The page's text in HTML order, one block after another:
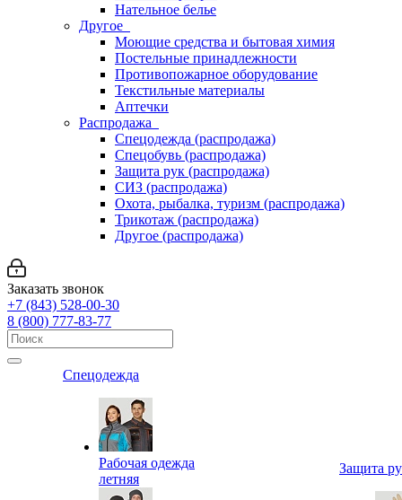
Нательное белье
Другое
Моющие средства и бытовая химия
Постельные принадлежности
Противопожарное оборудование
Текстильные материалы
Аптечки
Распродажа
Спецодежда (распродажа)
Спецобувь (распродажа)
Защита рук (распродажа)
СИЗ (распродажа)
Охота, рыбалка, туризм (распродажа)
Трикотаж (распродажа)
Другое (распродажа)
Заказать звонок
+7 (843) 528-00-30
8 (800) 777-83-77
Спецодежда
Рабочая одежда
летняя
Защита